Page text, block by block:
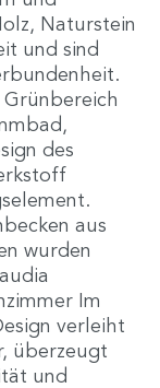
Naturstein
und sind
des
aus
wurden
Im
verleiht
überzeugt
und